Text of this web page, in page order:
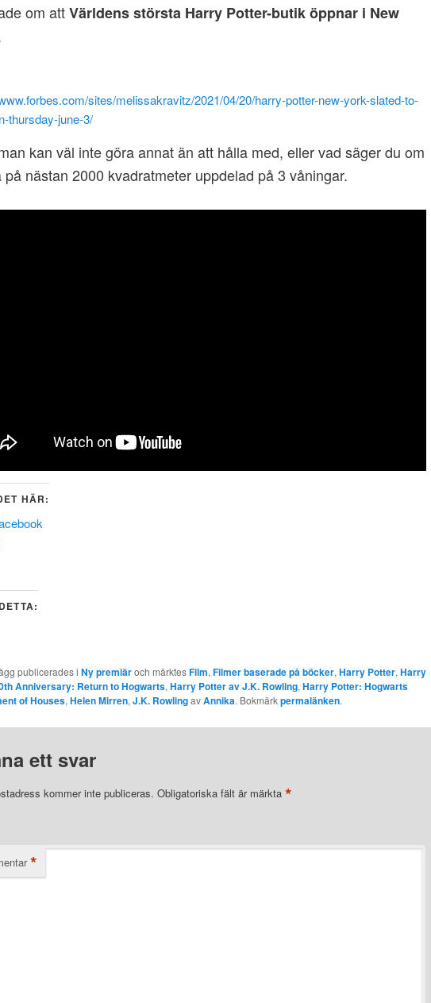
om attVärldens största Harry Potter-butik öppnar i New
sites/melissakravitz/2021/04/20/harry-potter-new-york-slated-to-
thursday-june-3/
kan väl inte göra annat än att hålla med, eller vad säger du om
på nästan 2000 kvadratmeter uppdelad på 3 våningar.
HÄR:
publicerades i Ny premiäroch märktesFilm,Filmer baserade på böcker,Harry Potter,Harry
Anniversary: Return to Hogwarts,Harry Potter av J.K. Rowling,Harry Potter: Hogwarts
of Houses,Helen Mirren,J.K. RowlingavAnnika. Bokmärkpermalänken.
ett svar
kommer inte publiceras. Obligatoriska fält är märkta *
*